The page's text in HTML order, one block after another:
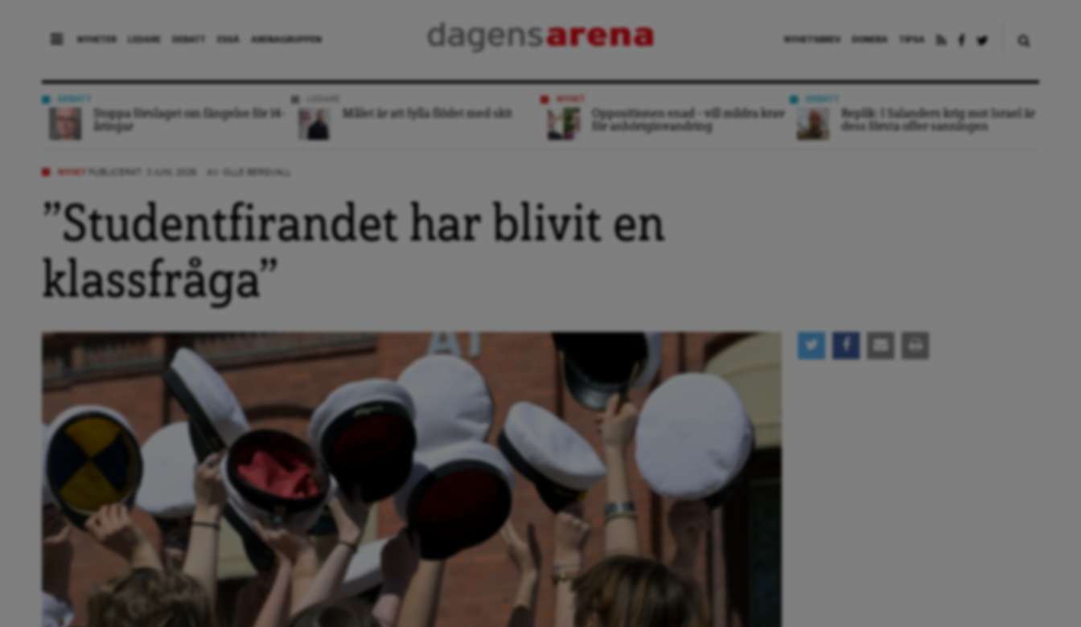
NYHETER LEDARE DEBATT ESSÄ ARENAGRUPPEN NYHETSBREV DONERA TIPSA
Stoppa förslaget om fängelse för 14-
åringar
Målet är att fylla flödet med skit
NYHET
Oppositionen enad – vill mildra krav
för anhöriginvandring
Replik: I Salanders krig mot Israel är
dess första offer sanningen
NYHET
”Studentfirandet har blivit en
klassfråga”